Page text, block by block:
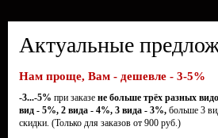
Актуальные
Нам проще, Вам - дешевле - 3-5%
-3...-5% при заказе не больше трёх разных
вид - 5%, 2 вида - 4%, 3 вида - 3%, больше 3
скидки. (Только для заказов от 900 руб.)